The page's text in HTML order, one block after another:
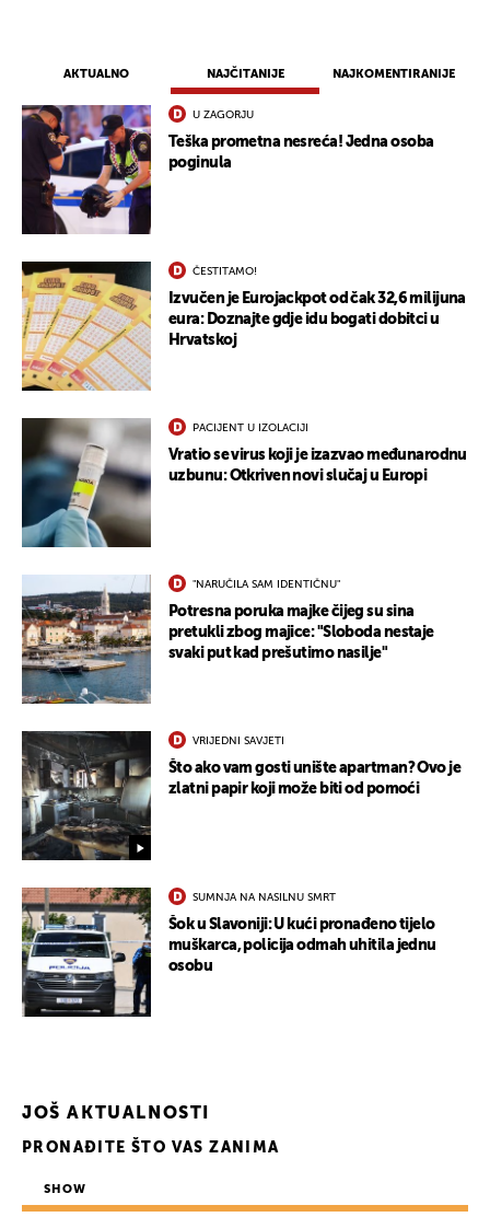
AKTUALNO NAJČITANIJE NAJKOMENTIRANIJE
U ZAGORJU
Teška prometna nesreća! Jedna osoba
poginula
ČESTITAMO!
Izvučen je Eurojackpot od čak 32,6 milijuna
eura: Doznajte gdje idu bogati dobitci u
Hrvatskoj
PACIJENT U IZOLACIJI
Vratio se virus koji je izazvao međunarodnu
uzbunu: Otkriven novi slučaj u Europi
"NARUČILA SAM IDENTIČNU"
Potresna poruka majke čijeg su sina
pretukli zbog majice: "Sloboda nestaje
svaki put kad prešutimo nasilje"
VRIJEDNI SAVJETI
Što ako vam gosti unište apartman? Ovo je
zlatni papir koji može biti od pomoći
SUMNJA NA NASILNU SMRT
Šok u Slavoniji: U kući pronađeno tijelo
muškarca, policija odmah uhitila jednu
osobu
JOŠ AKTUALNOSTI
PRONAĐITE ŠTO VAS ZANIMA
SHOW